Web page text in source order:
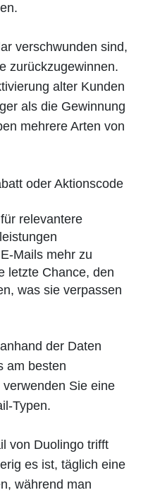
verschwunden sind,
zurückzugewinnen.
alter Kunden
als die Gewinnung
mehrere Arten von
oder Aktionscode
relevantere
Mails mehr zu
letzte Chance, den
was sie verpassen
der Daten
am besten
Sie eine
Typen.
von Duolingo trifft
es ist, täglich eine
während man